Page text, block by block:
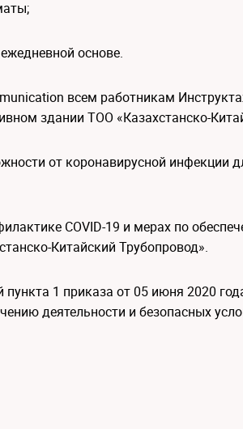
основе.
всем работникам
здании ТОО «Казахстанско-
от коронавирусной инфекции
COVID-19 и мерах по
Китайский Трубопровод».
пункта 1 приказа от 05 июня 2020
деятельности и безопасных